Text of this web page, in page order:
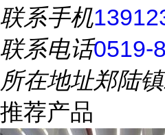
联系手机
联系电话0519-
所在地址郑陆
推荐产品